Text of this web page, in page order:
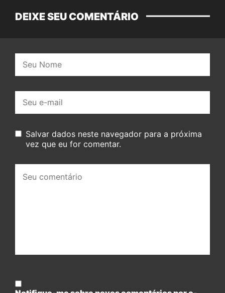
DEIXE SEU COMENTÁRIO
mail:
Salvar dados neste navegador para a próxima
vez que eu for comentar.
comentário: